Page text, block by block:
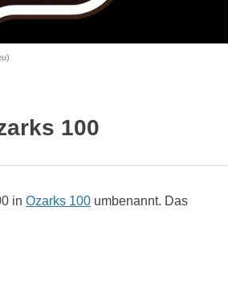
100
in Ozarks 100 umbenannt. Das